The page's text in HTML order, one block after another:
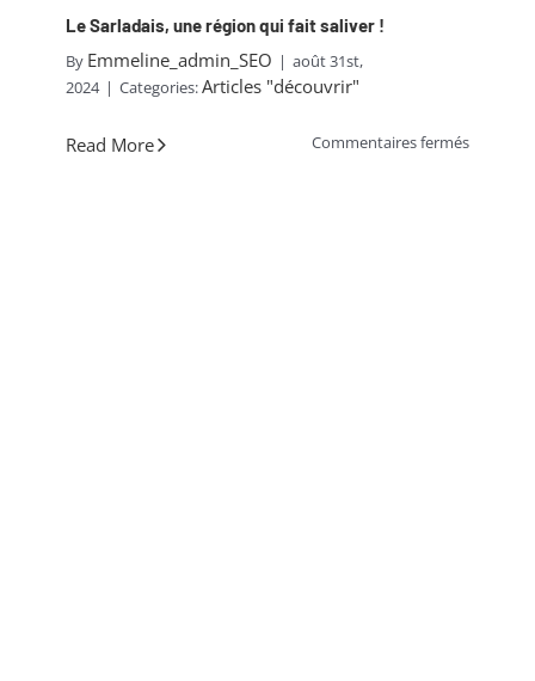
Le Sarladais, une région qui fait saliver !
By Emmeline_admin_SEO | août 31st,
2024 | Categories:Articles "découvrir"
Read More Commentaires ferméssur